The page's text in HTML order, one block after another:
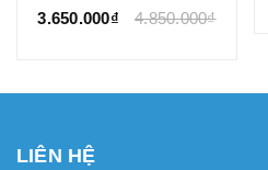
3.650.000₫
4.850.000₫
LIÊN HỆ